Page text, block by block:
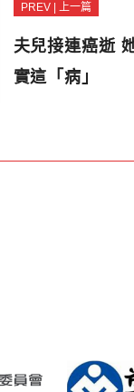
PREV | 上一篇
夫兒接連癌逝
實這「病」